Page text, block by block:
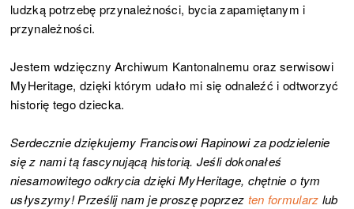
ludzką potrzebę przynależności, bycia zapamiętanym i
przynależności.
Jestem wdzięczny Archiwum Kantonalnemu oraz serwisowi
MyHeritage, dzięki którym udało mi się odnaleźć i odtworzyć
historię tego dziecka.
Serdecznie dziękujemy Francisowi Rapinowi za podzielenie
się z nami tą fascynującą historią. Jeśli dokonałeś
niesamowitego odkrycia dzięki MyHeritage, chętnie o tym
usłyszymy! Prześlij nam je proszę poprzez ten formularz lub